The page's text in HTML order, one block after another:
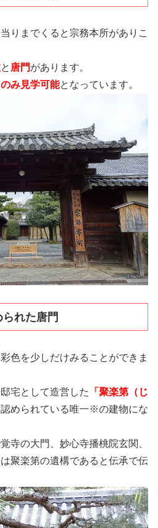
りまでくると宗務本所がありこ
と 唐門があります。
み見学可能となっています。
れた唐門
色を少しだけみることができま
宅として造営した
「聚楽第（じ
められている唯一※の建物にな
寺の大門、妙心寺播桃院玄関、
聚楽第の遺構であると伝承で伝